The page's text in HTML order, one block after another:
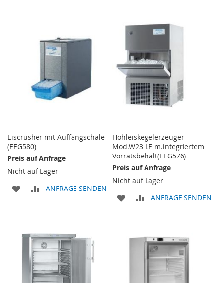
HINZUFÜGEN
HINZUFÜGEN
Eiscrusher mit Auffangschale
(EEG580)
Preis auf Anfrage
Nicht auf Lager
ZUR
ZUR
ANFRAGE SENDEN
Hohleiskegelerzeuger
Mod.W23 LE m.integriertem
Vorratsbehält(EEG576)
Preis auf Anfrage
Nicht auf Lager
ZUR
ZUR
ANFRAGE SENDEN